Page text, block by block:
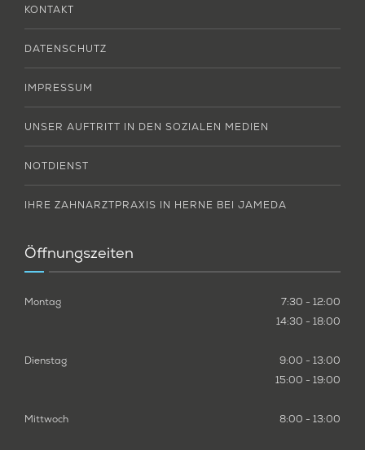
KONTAKT
DATENSCHUTZ
IMPRESSUM
UNSER AUFTRITT IN DEN SOZIALEN MEDIEN
NOTDIENST
IHRE ZAHNARZTPRAXIS IN HERNE BEI JAMEDA
Öffnungszeiten
Montag
7:30 - 12:00
14:30 - 18:00
Dienstag
9:00 - 13:00
15:00 - 19:00
Mittwoch 8:00 - 13:00